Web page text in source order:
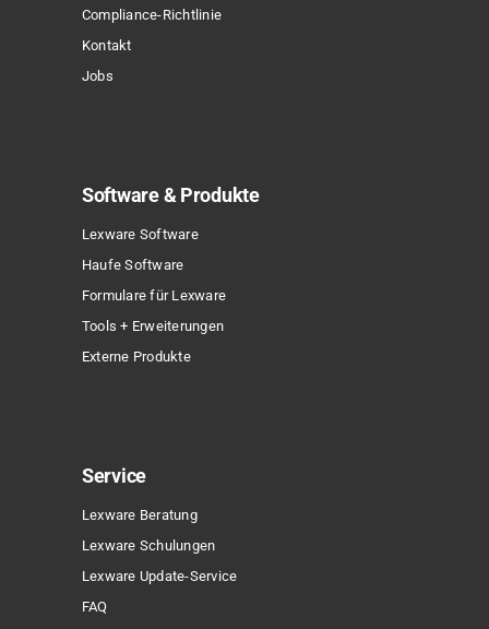
werden
Compliance-Richtlinie
Kontakt
Jobs
Software & Produkte
Lexware Software
Haufe Software
Formulare für Lexware
Tools + Erweiterungen
Externe Produkte
Service
Lexware Beratung
Lexware Schulungen
Lexware Update-Service
FAQ